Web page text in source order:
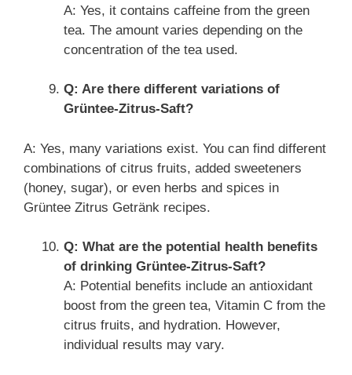
A: Yes, it contains caffeine from the green
tea. The amount varies depending on the
concentration of the tea used.
Q: Are there different variations of
Grüntee-Zitrus-Saft?
A: Yes, many variations exist. You can find different
combinations of citrus fruits, added sweeteners
(honey, sugar), or even herbs and spices in
Grüntee Zitrus Getränk recipes.
Q: What are the potential health benefits
of drinking Grüntee-Zitrus-Saft?
A: Potential benefits include an antioxidant
boost from the green tea, Vitamin C from the
citrus fruits, and hydration. However,
individual results may vary.